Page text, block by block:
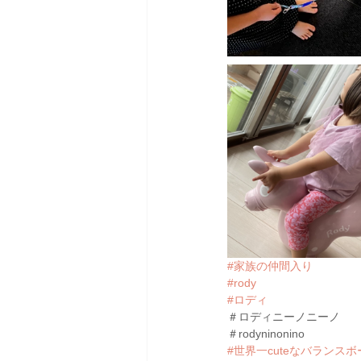
#家族の仲間入り
#rody
#ロディ
＃ロディニーノニーノ
＃rodyninonino
#世界一cuteなバランスボ